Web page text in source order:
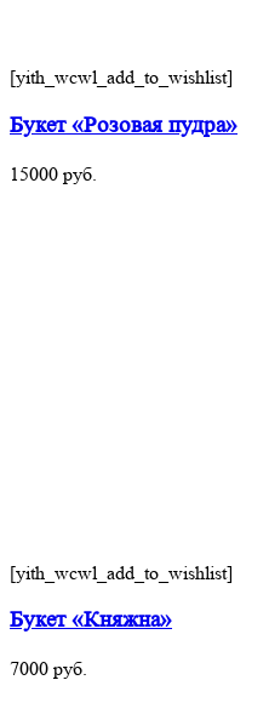
[yith_wcwl_add_to_wishlist]
Букет «Розовая пудра»
15000 руб.
[yith_wcwl_add_to_wishlist]
Букет «Княжна»
7000 руб.